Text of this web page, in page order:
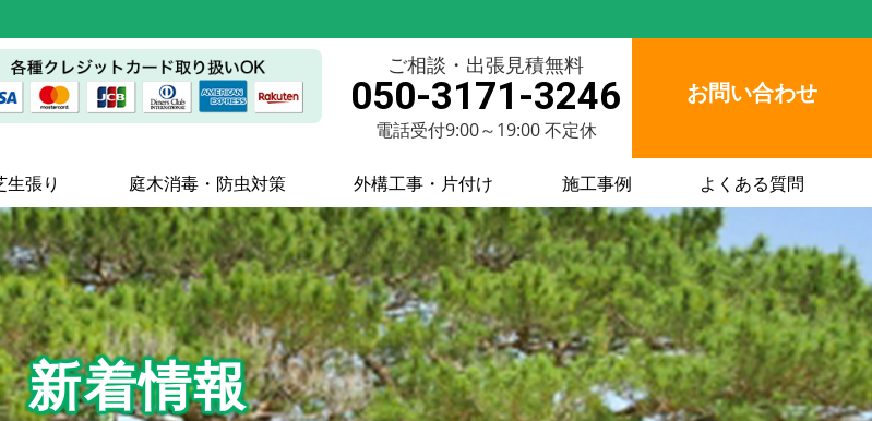
ご相談・出張見積無料
050-3171-3246
電話受付9:00～19:00 不定休
お問い合わせ
生張り 庭木消毒・防虫対策 外構工事・片付け 施工事例 よくある質問
新着情報